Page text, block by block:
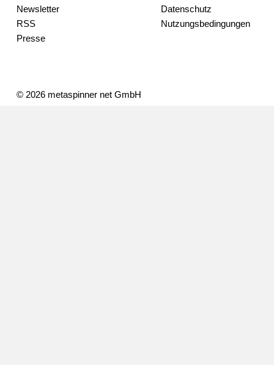
Newsletter
RSS
Presse
Datenschutz
Nutzungsbedingungen
© 2026 metaspinner net GmbH